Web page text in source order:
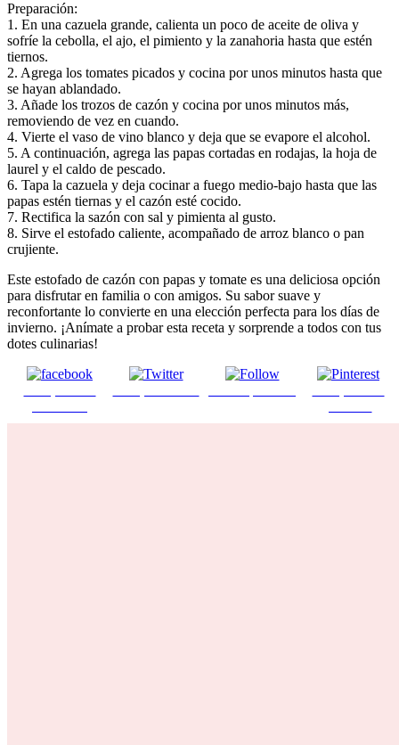
Preparación:
1. En una cazuela grande, calienta un poco de aceite de oliva y
sofríe la cebolla, el ajo, el pimiento y la zanahoria hasta que estén
tiernos.
2. Agrega los tomates picados y cocina por unos minutos hasta que
se hayan ablandado.
3. Añade los trozos de cazón y cocina por unos minutos más,
removiendo de vez en cuando.
4. Vierte el vaso de vino blanco y deja que se evapore el alcohol.
5. A continuación, agrega las papas cortadas en rodajas, la hoja de
laurel y el caldo de pescado.
6. Tapa la cazuela y deja cocinar a fuego medio-bajo hasta que las
papas estén tiernas y el cazón esté cocido.
7. Rectifica la sazón con sal y pimienta al gusto.
8. Sirve el estofado caliente, acompañado de arroz blanco o pan
crujiente.
Este estofado de cazón con papas y tomate es una deliciosa opción
para disfrutar en familia o con amigos. Su sabor suave y
reconfortante lo convierte en una elección perfecta para los días de
invierno. ¡Anímate a probar esta receta y sorprende a todos con tus
dotes culinarias!